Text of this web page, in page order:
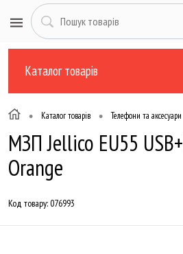
Каталог товарів
• Каталог товарів • Телефони та аксесуари
МЗП Jellico EU55
Orange
Код товару:076993